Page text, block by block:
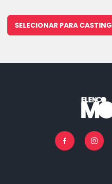
SELECIONAR PARA CASTING
Facebook Instagram